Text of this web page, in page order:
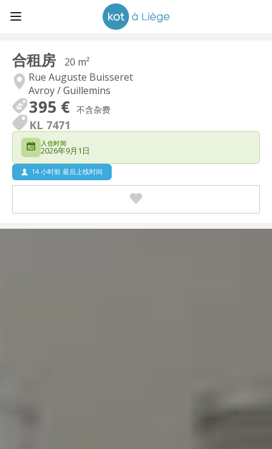
合租房
20 m²
Rue Auguste Buisseret
Avroy / Guillemins
395 € 不含杂费
KL 7471
入住时间
2026年9月1日
14 小时前 最后上线时间